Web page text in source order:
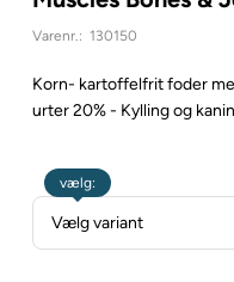
Varenr.: 130150
Korn- kartoffelfrit foder
urter 20% - Kylling og kanin
vælg: